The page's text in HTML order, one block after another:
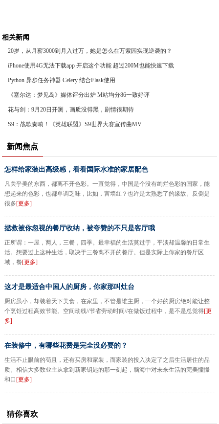
相关新闻
20岁，从月薪3000到月入过万，她是怎么在万紫园实现逆袭的？
iPhone使用4G无法下载app 开启这个功能 超过200M也能快速下载
Python 异步任务神器 Celery 结合Flask使用
《塞尔达：梦见岛》媒体评分出炉 M站均分86一致好评
花与剑：9月20日开测，画质没得黑，剧情很期待
S9：战歌奏响！《英雄联盟》S9世界大赛宣传曲MV
新闻焦点
怎样给家装出高级感，看看国际水准的家居配色
凡关乎美的东西，都离不开色彩。一直觉得，中国是个没有绚烂色彩的国家，能
想起来的色彩，也都单调乏味，比如，宫墙红？也许是太熟悉了的缘故。反倒是
很多[更多]
拯救被你忽视的餐厅收纳，被夸赞的不只是客厅哦
正所谓：一屋，两人，三餐，四季。最幸福的生活莫过于，平淡却温馨的日常生
活。想要过上这种生活，取决于三餐离不开的餐厅。但是实际上你家的餐厅区
域，餐[更多]
这才是最适合中国人的厨房，你家那叫灶台
厨房虽小，却装着天下美食，在家里，不管是谁主厨，一个好的厨房绝对能让整
个烹饪过程高效节能。空间动线//节省劳动时间//在做饭过程中，是不是总觉得[更
多]
在装修中，有哪些花费是完全没必要的？
生活不止眼前的苟且，还有买房和家装，而家装的投入决定了之后生活居住的品
质。相信大多数业主从拿到新家钥匙的那一刻起，脑海中对未来生活的完美憧憬
和口 [更多]
猜你喜欢